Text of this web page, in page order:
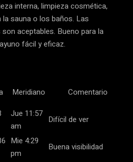
interna, limpieza cosmética,
sauna o los baños. Las
aceptables. Bueno para la
fácil y eficaz.
Meridiano
Comentario
Jue 11:57
am
Difícil de ver
Mie 4:29
pm
Buena visibilidad